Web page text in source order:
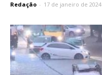
Redação - 17 de janeiro de 2024